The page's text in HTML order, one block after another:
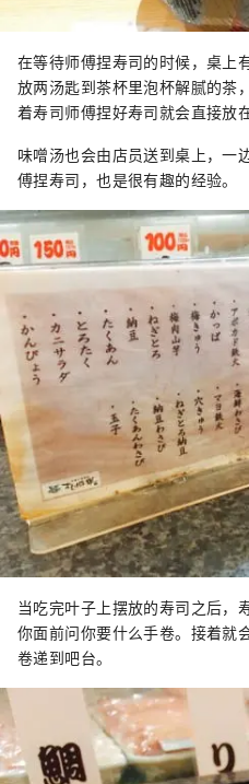
在等待师傅捏寿司的时候，桌上
放两汤匙到茶杯里泡杯解腻的茶
着寿司师傅捏好寿司就会直接放
味噌汤也会由店员送到桌上，一
傅捏寿司，也是很有趣的经验。
当吃完叶子上摆放的寿司之后，
你面前问你要什么手卷。接着就
卷递到吧台。